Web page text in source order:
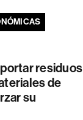
residuos
de
su